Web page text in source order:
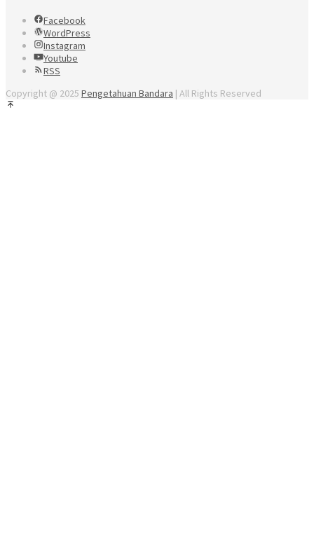
Facebook
WordPress
Instagram
Youtube
RSS
Copyright @ 2025 Pengetahuan Bandara | All Rights Reserved